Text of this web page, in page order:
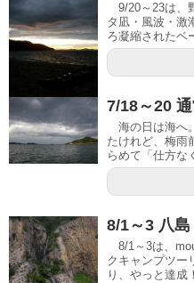
9/20～23は、
タ凪・風波・激
ろ凝縮されたベ
7/18～20
海の日は海へ
たけれど、梅雨
らめて「仕方な
8/1～3 八
8/1～3は、
クキャンプツ
り、やっと達成